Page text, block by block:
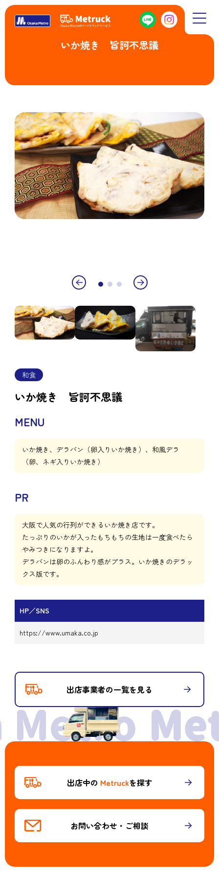
いか焼き 旨訶不思議
和食
いか焼き 旨訶不思議
MENU
いか焼き、デラバン（卵入りいか焼き）、和風デラ
（卵、ネギ入りいか焼き）
PR
大阪で人気の行列ができるいか焼き店です。
たっぷりのいかが入ったもちもちの生地は一度食べたら
やみつきになりますよ。
デラバンは卵のふんわり感がプラス。いか焼きのデラッ
クス版です。
HP／SNS
https://www.umaka.co.jp
出店事業者の一覧を見る
出店中の Metruckを探す
お問い合わせ・ご相談